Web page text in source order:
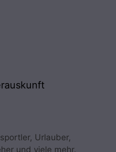
Urlauber,
und viele mehr.